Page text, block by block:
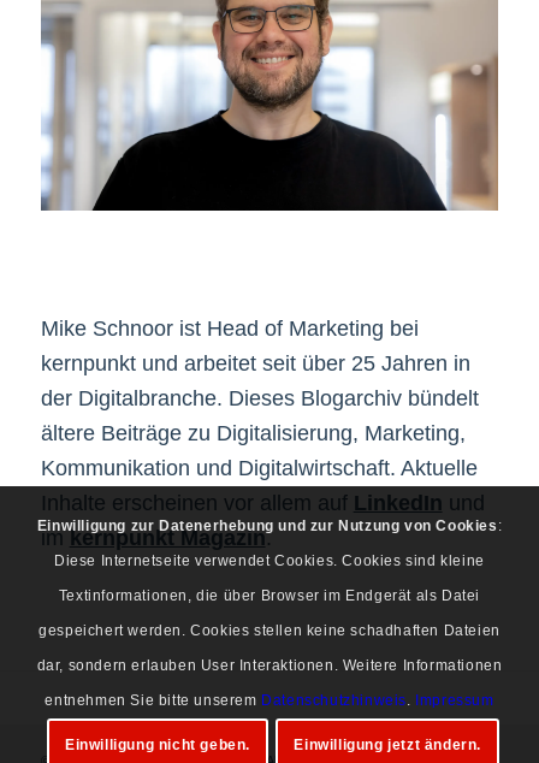
Mike Schnoor ist Head of Marketing bei
kernpunkt und arbeitet seit über 25 Jahren in
der Digitalbranche. Dieses Blogarchiv bündelt
ältere Beiträge zu Digitalisierung, Marketing,
Kommunikation und Digitalwirtschaft. Aktuelle
Inhalte erscheinen vor allem auf LinkedIn und
imkernpunkt Magazin.
Einwilligung zur Datenerhebung und zur Nutzung von Cookies :
Diese Internetseite verwendet Cookies. Cookies sind kleine
Textinformationen, die über Browser im Endgerät als Datei
gespeichert werden. Cookies stellen keine schadhaften Dateien
dar, sondern erlauben User Interaktionen. Weitere Informationen
entnehmen Sie bitte unserem Datenschutzhinweis. Impressum
Einwilligung nicht geben. Einwilligung jetzt ändern.